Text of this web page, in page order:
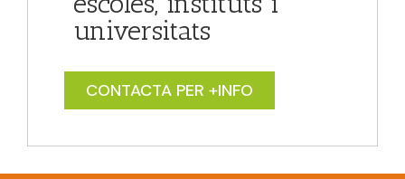
universitats
CONTACTA PER +INFO